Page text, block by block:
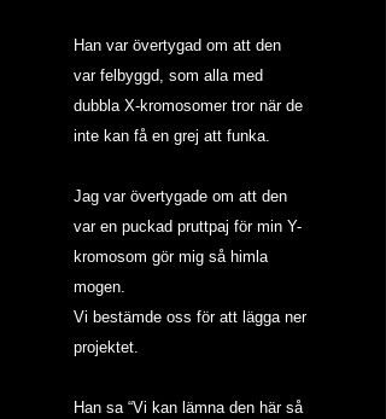
Han var övertygad om att den
var felbyggd, som alla med
dubbla X-kromosomer tror när de
inte kan få en grej att funka.
Jag var övertygade om att den
var en puckad pruttpaj för min Y-
kromosom gör mig så himla
mogen.
Vi bestämde oss för att lägga ner
projektet.
Han sa “Vi kan lämna den här så